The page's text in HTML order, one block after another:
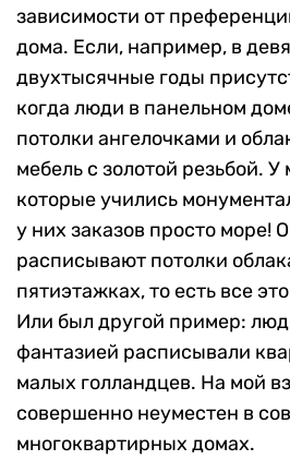
зависимости от
дома. Если, например, в
двухтысячные годы
когда люди в панельном
потолки ангелочками и
мебель с золотой резьбой.
которые учились
у них заказов просто море!
расписывают потолки
пятиэтажках, то есть все
Или был другой пример:
фантазией расписывали
малых голландцев. На мой
совершенно неуместен в
многоквартирных домах.